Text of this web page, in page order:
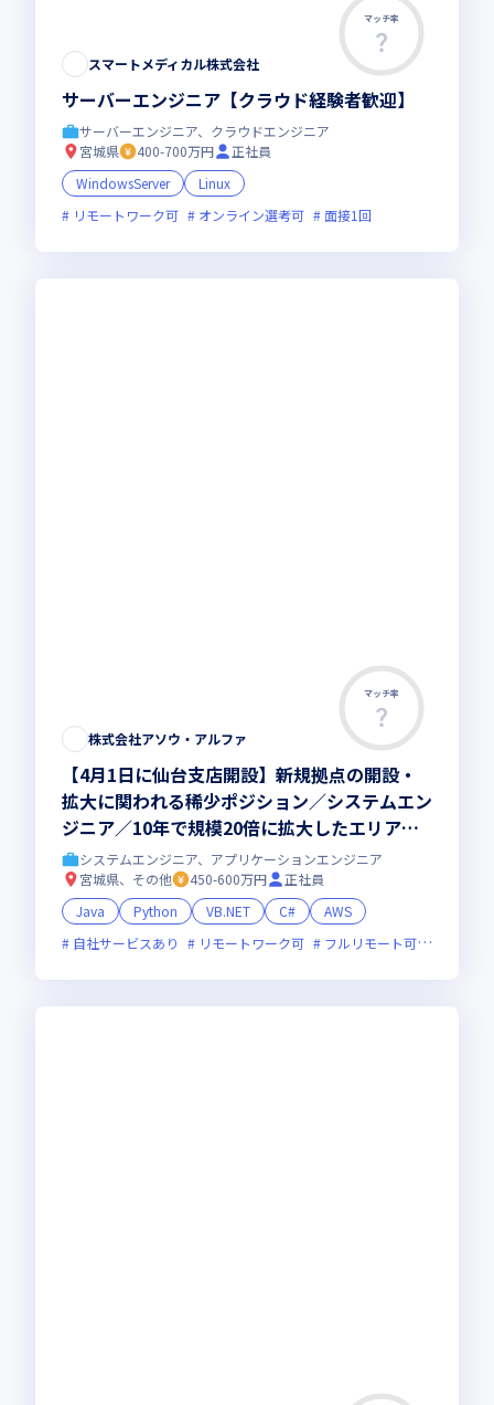
マッチ率
スマートメディカル株式会社
サーバーエンジニア【クラウド経験者歓迎】
サーバーエンジニア、クラウドエンジニア
宮城県
400-700万円
正社員
WindowsServer
Linux
リモートワーク可
オンライン選考可 面接1回
マッチ率
株式会社アソウ・アルファ
【4月1日に仙台支店開設】新規拠点の開設・
拡大に関われる稀少ポジション／システムエン
ジニア／10年で規模20倍に拡大したエリアあ
り／現年収考慮／伊達者の目線が活かせる／母
体は創業150年の安定基盤／現所属メンバーは
20名程でコミュニケーション取りやすい
システムエンジニア、アプリケーションエンジニア
宮城県、その他
450-600万円
正社員
Java
Python VB.NET C#
AWS
自社サービスあり
リモートワーク可 フルリモート可